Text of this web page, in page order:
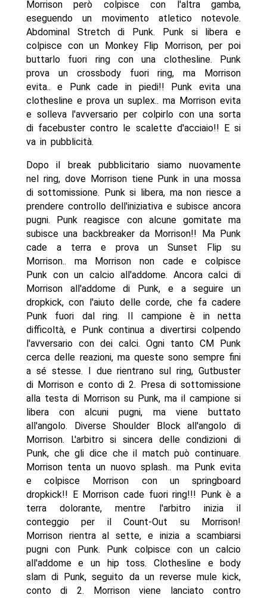
Morrison però colpisce con l'altra gamba,
eseguendo un movimento atletico notevole.
Abdominal Stretch di Punk. Punk si libera e
colpisce con un Monkey Flip Morrison, per poi
buttarlo fuori ring con una clothesline. Punk
prova un crossbody fuori ring, ma Morrison
evita.. e Punk cade in piedi!! Punk evita una
clothesline e prova un suplex.. ma Morrison evita
e solleva l'avversario per colpirlo con una sorta
di facebuster contro le scalette d'acciaio!! E si
va in pubblicità.
Dopo il break pubblicitario siamo nuovamente
nel ring, dove Morrison tiene Punk in una mossa
di sottomissione. Punk si libera, ma non riesce a
prendere controllo dell'iniziativa e subisce ancora
pugni. Punk reagisce con alcune gomitate ma
subisce una backbreaker da Morrison!! Ma Punk
cade a terra e prova un Sunset Flip su
Morrison.. ma Morrison non cade e colpisce
Punk con un calcio all'addome. Ancora calci di
Morrison all'addome di Punk, e a seguire un
dropkick, con l'aiuto delle corde, che fa cadere
Punk fuori dal ring. Il campione è in netta
difficoltà, e Punk continua a divertirsi colpendo
l'avversario con dei calci. Ogni tanto CM Punk
cerca delle reazioni, ma queste sono sempre fini
a sé stesse. I due rientrano sul ring, Gutbuster
di Morrison e conto di 2. Presa di sottomissione
alla testa di Morrison su Punk, ma il campione si
libera con alcuni pugni, ma viene buttato
all'angolo. Diverse Shoulder Block all'angolo di
Morrison. L'arbitro si sincera delle condizioni di
Punk, che gli dice che il match può continuare.
Morrison tenta un nuovo splash.. ma Punk evita
e colpisce Morrison con un springboard
dropkick!! E Morrison cade fuori ring!!! Punk è a
terra dolorante, mentre l'arbitro inizia il
conteggio per il Count-Out su Morrison!
Morrison rientra al sette, e inizia a scambiarsi
pugni con Punk. Punk colpisce con un calcio
all'addome e un hip toss. Clothesline e body
slam di Punk, seguito da un reverse mule kick,
conto di 2. Morrison viene lanciato contro